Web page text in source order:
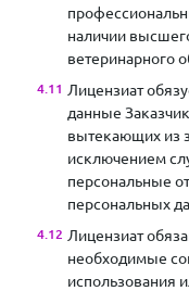
наличии
ветеринарного
Лицензиат
данные
вытекающих из
исключением
персональные
персональных
Лицензиат
необходимые
использования